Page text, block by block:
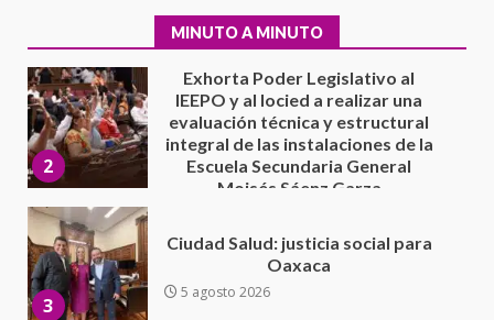
MINUTO A MINUTO
Escuela Secundaria General
Moisés Sáenz Garza
5 agosto 2026
3
Ciudad Salud: justicia social para
Oaxaca
5 agosto 2026
4
con el Gobernador Salomón Jara
Cruz reafirma la consolidación
de la transformación en